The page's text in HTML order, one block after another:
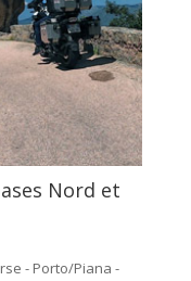
Nord et
- Porto/Piana -